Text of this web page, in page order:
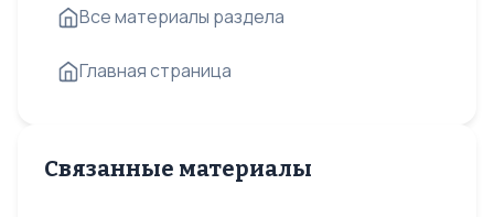
Все материалы раздела
Главная страница
Связанные материалы